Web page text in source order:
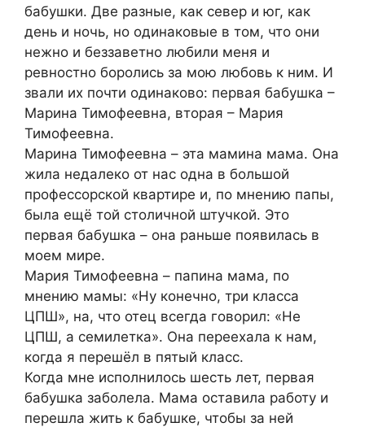
бабушки. Две разные, как север и юг, как
день и ночь, но одинаковые в том, что они
нежно и беззаветно любили меня и
ревностно боролись за мою любовь к ним. И
звали их почти одинаково: первая бабушка –
Марина Тимофеевна, вторая – Мария
Тимофеевна.
Марина Тимофеевна – эта мамина мама. Она
жила недалеко от нас одна в большой
профессорской квартире и, по мнению папы,
была ещё той столичной штучкой. Это
первая бабушка – она раньше появилась в
моем мире.
Мария Тимофеевна – папина мама, по
мнению мамы: «Ну конечно, три класса
ЦПШ», на, что отец всегда говорил: «Не
ЦПШ, а семилетка». Она переехала к нам,
когда я перешёл в пятый класс.
Когда мне исполнилось шесть лет, первая
бабушка заболела. Мама оставила работу и
перешла жить к бабушке, чтобы за ней